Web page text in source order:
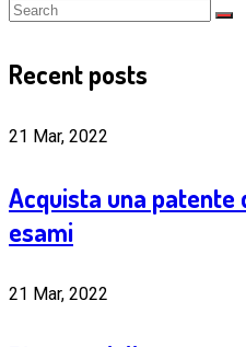
Recent posts
21 Mar, 2022
Acquista una patente
esami
21 Mar, 2022